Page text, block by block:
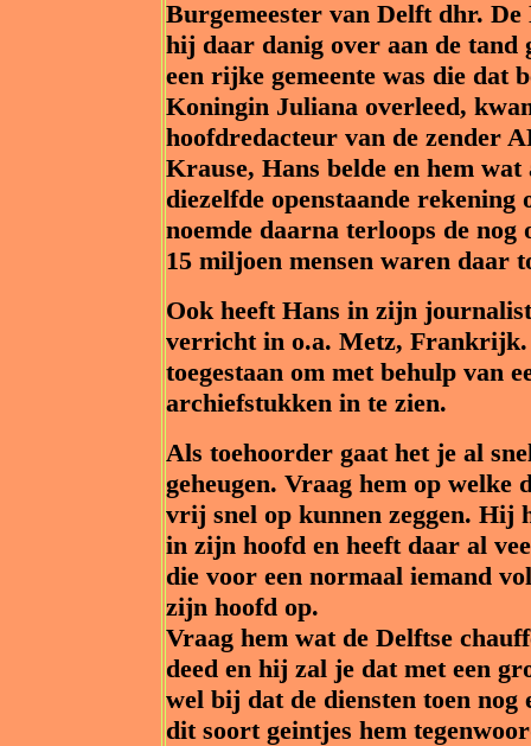
Burgemeester van Delft dhr.
hij daar danig over aan de
een rijke gemeente was die dat
Koningin Juliana overleed,
hoofdredacteur van de zender
Krause, Hans belde en hem
diezelfde openstaande
noemde daarna terloops de
15 miljoen mensen waren daar
Ook heeft Hans in zijn
verricht in o.a. Metz, Frankrijk.
toegestaan om met behulp van
archiefstukken in te zien.
Als toehoorder gaat het je al
geheugen. Vraag hem op
vrij snel op kunnen zeggen. Hij
in zijn hoofd en heeft daar al
die voor een normaal iemand
zijn hoofd op.
Vraag hem wat de Delftse
deed en hij zal je dat met een
wel bij dat de diensten toen
dit soort geintjes hem